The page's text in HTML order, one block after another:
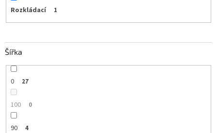
Rozkládací 1
Šířka
0 27
100 0
90 4